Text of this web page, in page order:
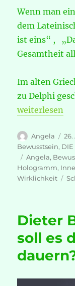
Wenn man
dem
ist eins“ ,
Gesamtheit
Im alten
zu Delphi
„Ist unser
weiterlesen
Autor
Angela
am
26.
Bewusstsein, DIE
Schlagwörter
Angela,
Hologramm,
Wirklichkeit
Dieter
soll es